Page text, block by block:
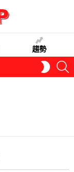
趨勢
SKIN